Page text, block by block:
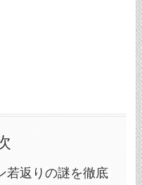
若返りの謎を徹底